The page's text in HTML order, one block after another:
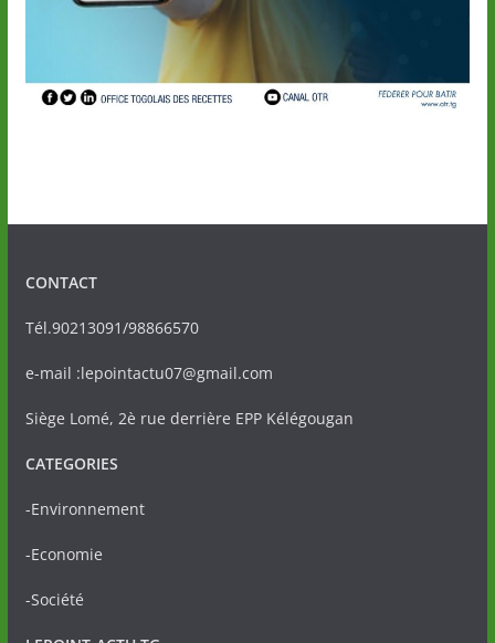
CONTACT
Tél.90213091/98866570
e-mail :lepointactu07@gmail.com
Siège Lomé, 2è rue derrière EPP Kélégougan
CATEGORIES
-Environnement
-Economie
-Société